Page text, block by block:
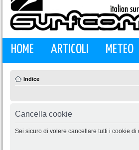
HOME ARTICOLI METEO
Indice
Cancella cookie
Sei sicuro di volere cancellare tutti i cookie di